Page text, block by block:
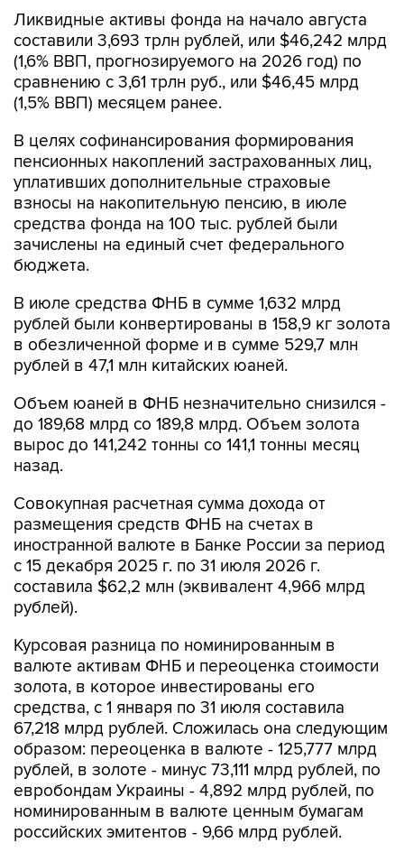
Ликвидные активы фонда на начало августа
составили 3,693 трлн рублей, или $46,242 млрд
(1,6% ВВП, прогнозируемого на 2026 год) по
сравнению с 3,61 трлн руб., или $46,45 млрд
(1,5% ВВП) месяцем ранее.
В целях софинансирования формирования
пенсионных накоплений застрахованных лиц,
уплативших дополнительные страховые
взносы на накопительную пенсию, в июле
средства фонда на 100 тыс. рублей были
зачислены на единый счет федерального
бюджета.
В июле средства ФНБ в сумме 1,632 млрд
рублей были конвертированы в 158,9 кг золота
в обезличенной форме и в сумме 529,7 млн
рублей в 47,1 млн китайских юаней.
Объем юаней в ФНБ незначительно снизился -
до 189,68 млрд со 189,8 млрд. Объем золота
вырос до 141,242 тонны со 141,1 тонны месяц
назад.
Совокупная расчетная сумма дохода от
размещения средств ФНБ на счетах в
иностранной валюте в Банке России за период
с 15 декабря 2025 г. по 31 июля 2026 г.
составила $62,2 млн (эквивалент 4,966 млрд
рублей).
Курсовая разница по номинированным в
валюте активам ФНБ и переоценка стоимости
золота, в которое инвестированы его
средства, с 1 января по 31 июля составила
67,218 млрд рублей. Сложилась она следующим
образом: переоценка в валюте - 125,777 млрд
рублей, в золоте - минус 73,111 млрд рублей, по
евробондам Украины - 4,892 млрд рублей, по
номинированным в валюте ценным бумагам
российских эмитентов - 9,66 млрд рублей.